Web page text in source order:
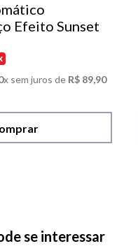
Efeito Sunset
x sem juros de R$ 89,90
se interessar